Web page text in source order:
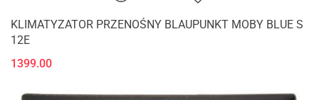
KLIMATYZATOR PRZENOŚNY BLAUPUNKT MOBY BLUE S
12E
1399.00